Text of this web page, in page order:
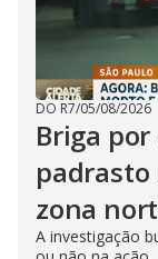
DO R7/05/08/2026
Briga
padrasto
zona
A investigação